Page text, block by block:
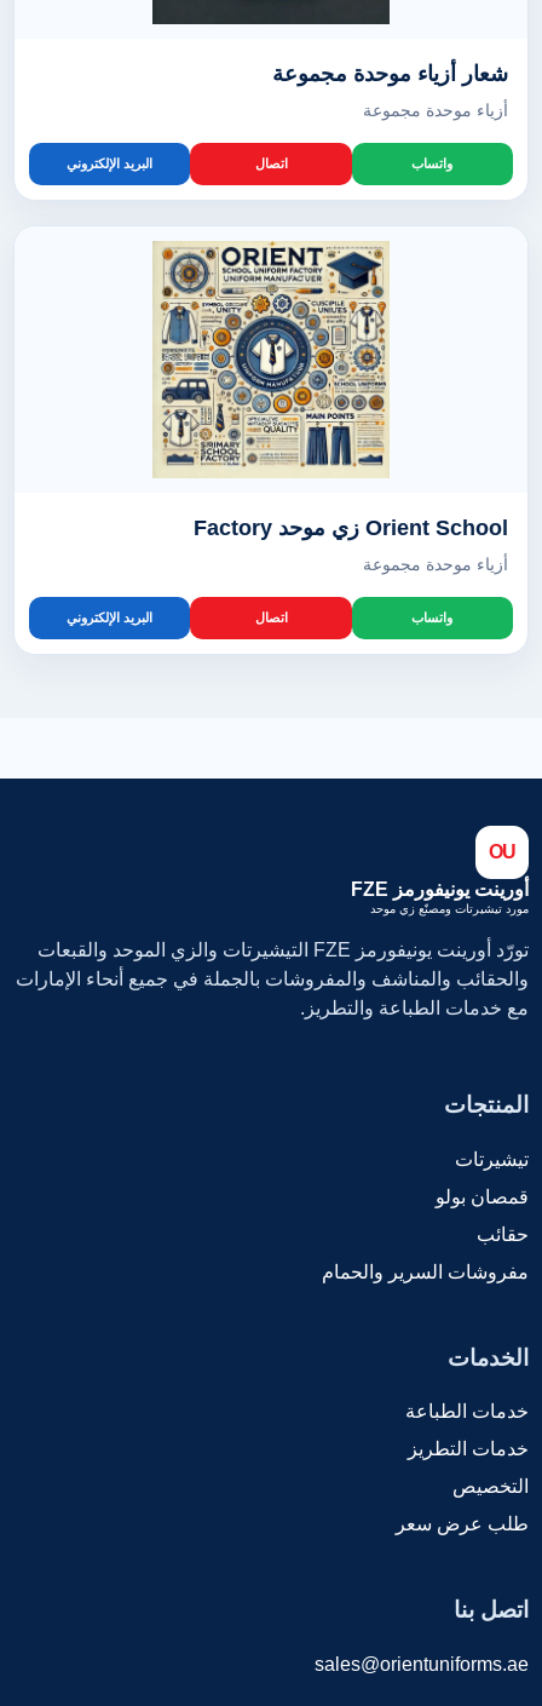
شعار أزياء موحدة مجموعة
أزياء موحدة مجموعة
واتساب اتصال البريد الإلكتروني
Orient School زي موحد Factory
أزياء موحدة مجموعة
واتساب اتصال البريد الإلكتروني
OU
أورينت يونيفورمز FZE
مورد تيشيرتات ومصنّع زي موحد
تورّد أورينت يونيفورمز FZE التيشيرتات والزي الموحد والقبعات
والحقائب والمناشف والمفروشات بالجملة في جميع أنحاء الإمارات
مع خدمات الطباعة والتطريز.
المنتجات
تيشيرتات
قمصان بولو
حقائب
مفروشات السرير والحمام
الخدمات
خدمات الطباعة
خدمات التطريز
التخصيص
طلب عرض سعر
اتصل بنا
sales@orientuniforms.ae